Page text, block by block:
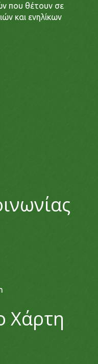
που θέτουν σε
και ενηλίκων
Χάρτη